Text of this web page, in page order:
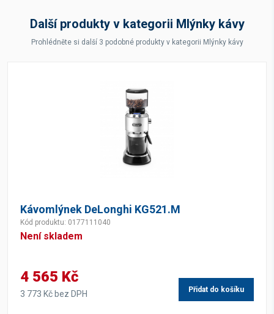
Další produkty v kategorii Mlýnky kávy
Prohlédněte si další 3 podobné produkty v kategorii Mlýnky kávy
Kávomlýnek DeLonghi KG521.M
Kód produktu: 0177111040
Není skladem
4 565 Kč
3 773 Kč bez DPH Přidat do košíku